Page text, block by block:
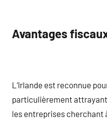
Avantages
L’Irlande est reconnue
particulièrement
les entreprises cherchant